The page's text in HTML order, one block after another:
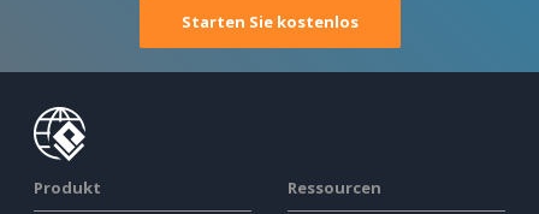
Starten Sie kostenlos
Produkt Ressourcen